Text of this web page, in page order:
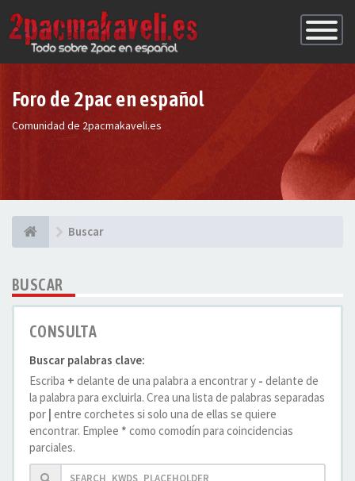
de
Foro de 2pac en español
Comunidad de 2pacmakaveli.es
Buscar
BUSCAR
CONSULTA
Buscar palabras clave:
Escriba + delante de una palabra a encontrar y - delante de
la palabra para excluirla. Crea una lista de palabras separadas
por | entre corchetes si solo una de ellas se quiere
encontrar. Emplee * como comodín para coincidencias
parciales.